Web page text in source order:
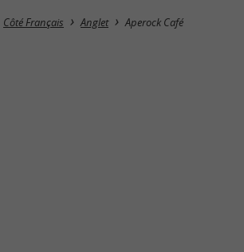
Côté Français Anglet Aperock Café